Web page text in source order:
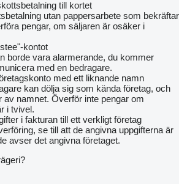
tasks.
the harrow for crop residues
the autumn as a chopper;
to save the sowing of row crops from
fertilizers.
.......................................21-28
………………………............trailed on a 2-
....................................15-20
see …………………………..3-7
of the working bodies, pcs ... 62
. ……………………………… 124
bodies, mm ......................110
till kortet
utan pappersarbete som bekräftar
pengar, om säljaren är osäker i
kontot
borde vara alarmerande, du kommer
med en bedragare.
med ett liknande namn
kan dölja sig som kända företag, och
av namnet. Överför inte pengar om
i tvivel.
i fakturan till ett verkligt företag
se till att de angivna uppgifterna är
avser det angivna företaget.